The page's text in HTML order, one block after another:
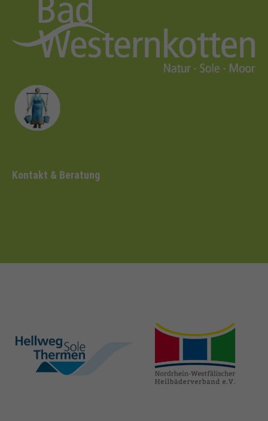
Kontakt & Beratung
hellweg-sole-
thermen.de
heilbaeder.de